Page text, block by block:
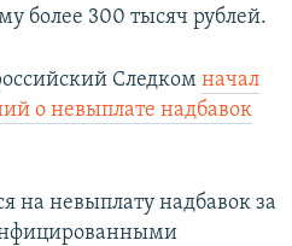
более 300 тысяч рублей.
Следком начал
о невыплате надбавок
на невыплату надбавок за